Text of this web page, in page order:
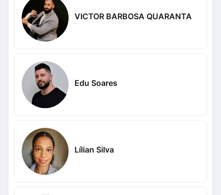
VICTOR BARBOSA QUARANTA
Edu Soares
Lílian Silva